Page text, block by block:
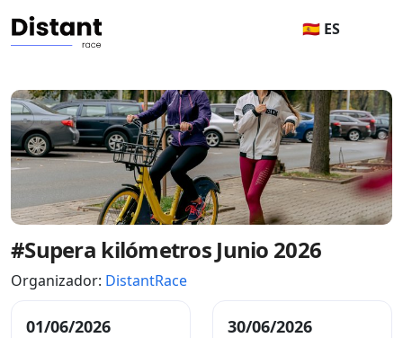
🇪🇸 ES
#Supera kilómetros Junio 2026
Organizador: DistantRace
01/06/2026 30/06/2026